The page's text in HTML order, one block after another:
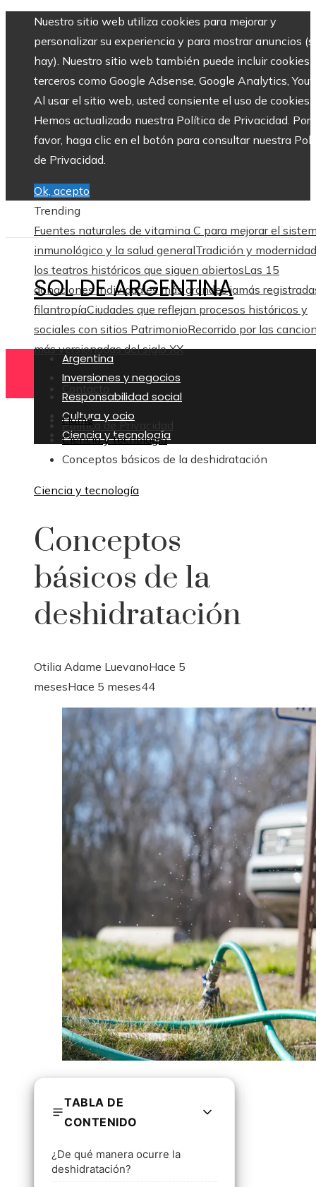
Nuestro sitio web utiliza cookies para mejorar y
personalizar su experiencia y para mostrar anuncios
hay). Nuestro sitio web también puede incluir cookies
terceros como Google Adsense, Google Analytics,
Al usar el sitio web, usted consiente el uso de cookies.
Hemos actualizado nuestra Política de Privacidad. Por
favor, haga clic en el botón para consultar nuestra
de Privacidad.
Ok, acepto
Trending
Fuentes naturales de vitamina C para mejorar el
inmunológico y la salud generalTradición y
los teatros históricos que siguen abiertosLas 15
donaciones individuales más grandes jamás
filantropíaCiudades que reflejan procesos históricos y
sociales con sitios PatrimonioRecorrido por las
más versionadas del siglo XX
Contacto
Política de Privacidad
SOL DE ARGENTINA
Argentina
Inversiones y negocios
Responsabilidad social
Cultura y ocio
Ciencia y tecnología
Home
Ciencia y tecnología
Conceptos básicos de la deshidratación
Ciencia y tecnología
Conceptos
básicos de la
deshidratación
Otilia Adame LuevanoHace 5
mesesHace 5 meses44
TABLA DE
CONTENIDO
¿De qué manera ocurre la
deshidratación?